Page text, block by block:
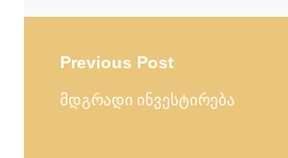
Previous Post
მდგრადი ინვესტირება